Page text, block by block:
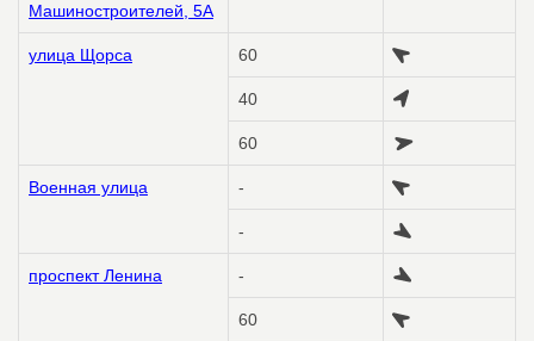
Машиностроителей, 5А
улица Щорса 60
40
60
Военная улица -
-
проспект Ленина -
60